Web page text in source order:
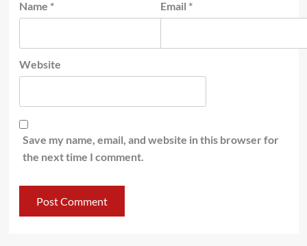
Name * Email *
Website
Save my name, email, and website in this browser for
the next time I comment.